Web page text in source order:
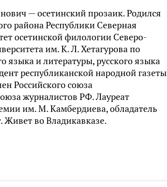
— осетинский прозаик. Родился
района Республики Северная
осетинской филологии Северо-
им. К. Л. Хетагурова по
языка и литературы, русского языка
республиканской народной газеты
Российского союза
журналистов РФ. Лауреат
им. М. Камбердиева, обладатель
Живет во Владикавказе.